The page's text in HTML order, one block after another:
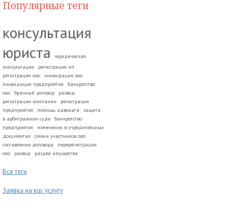
Популярные теги
консультация
юриста
юридическая
консультация
регистрация ип
регистрация ооо
ликвидация ооо
ликвидация предприятия
банкротство
ооо
брачный договор
развод.
регистрация компании
регистрация
предприятия
помощь адвоката
защита
в арбитражном суде
банкротство
предприятия
изменения в учредительных
документах
смена участников ооо
составление договора
перерегистрация
ооо
развод раздел имущества
Все теги
Заявка на юр. услугу